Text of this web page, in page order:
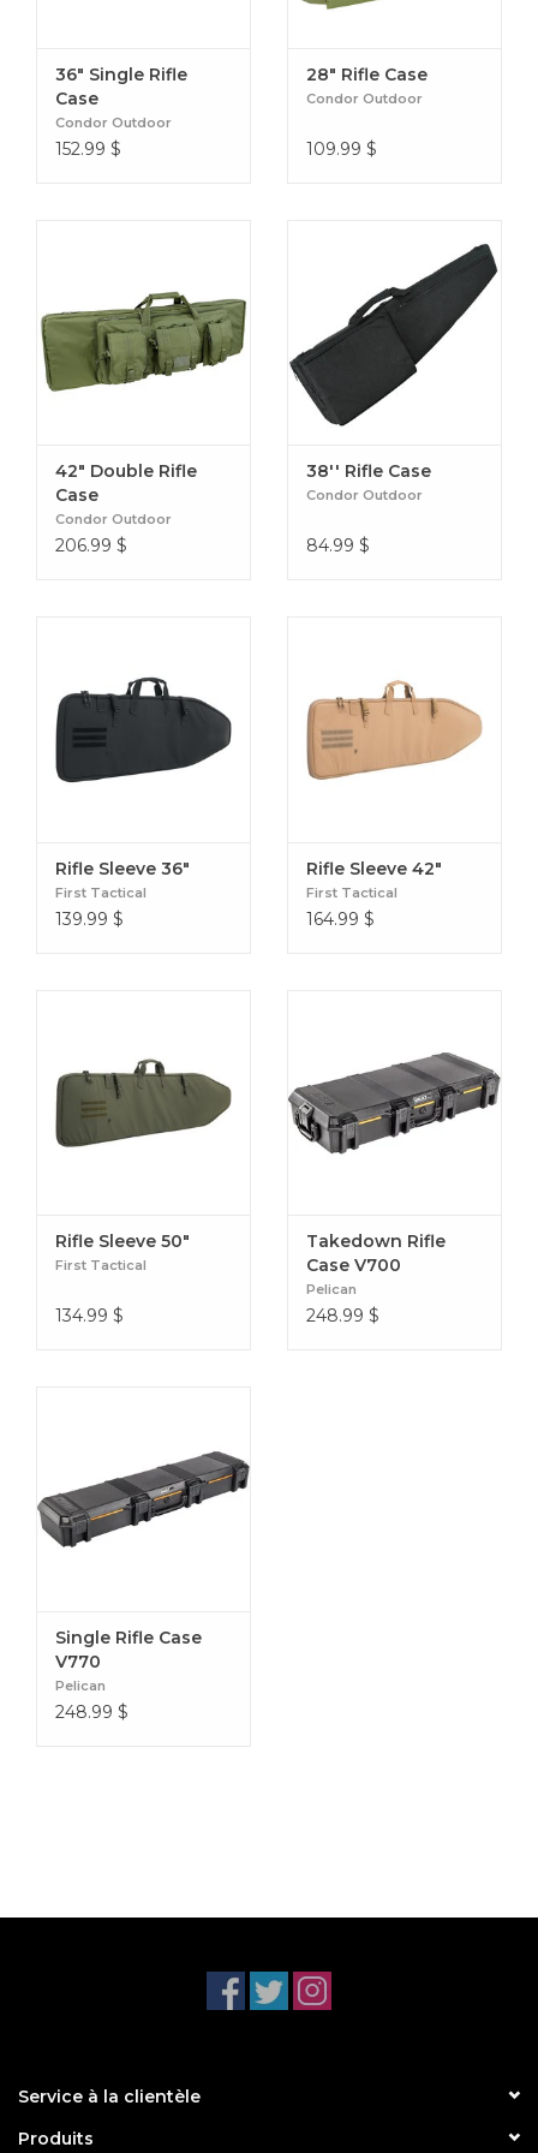
Les achats de plus de 150$ sont éligibles pour
l'expédition gratuite. Par contre, il y a des frais
36" Single Rifle
Case
Condor Outdoor
152.99 $
28" Rifle Case
Condor Outdoor
109.99 $
42" Double Rifle
Case
Condor Outdoor
206.99 $
38'' Rifle Case
Condor Outdoor
84.99 $
Rifle Sleeve 36"
First Tactical
139.99 $
Rifle Sleeve 42"
First Tactical
164.99 $
Rifle Sleeve 50"
First Tactical
134.99 $
Takedown Rifle
Case V700
Pelican
248.99 $
Single Rifle Case
V770
Pelican
248.99 $
Service à la clientèle
Produits